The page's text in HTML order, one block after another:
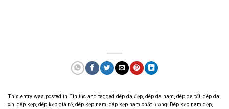
This entry was posted in Tin tức and tagged dép da đẹp, dép da nam, dép da tốt, dép da
xịn, dép kẹp, dép kẹp giá rẻ, dép kẹp nam, dép kẹp nam chất lương, Dép kẹp nam dẹp,